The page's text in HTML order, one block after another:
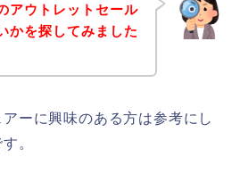
アウトレットセール
かを探してみました
ーに興味のある方は参考にし
。